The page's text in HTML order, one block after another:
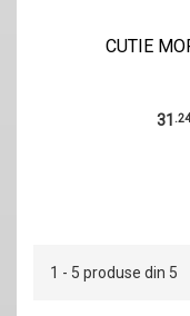
CUTIE
31 .24
1 - 5 produse din 5